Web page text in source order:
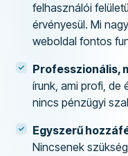
felhasználói
érvényesül. Mi
weboldal fontos
Professzionális,
írunk, ami profi, de
nincs pénzügyi
Egyszerű
Nincsenek